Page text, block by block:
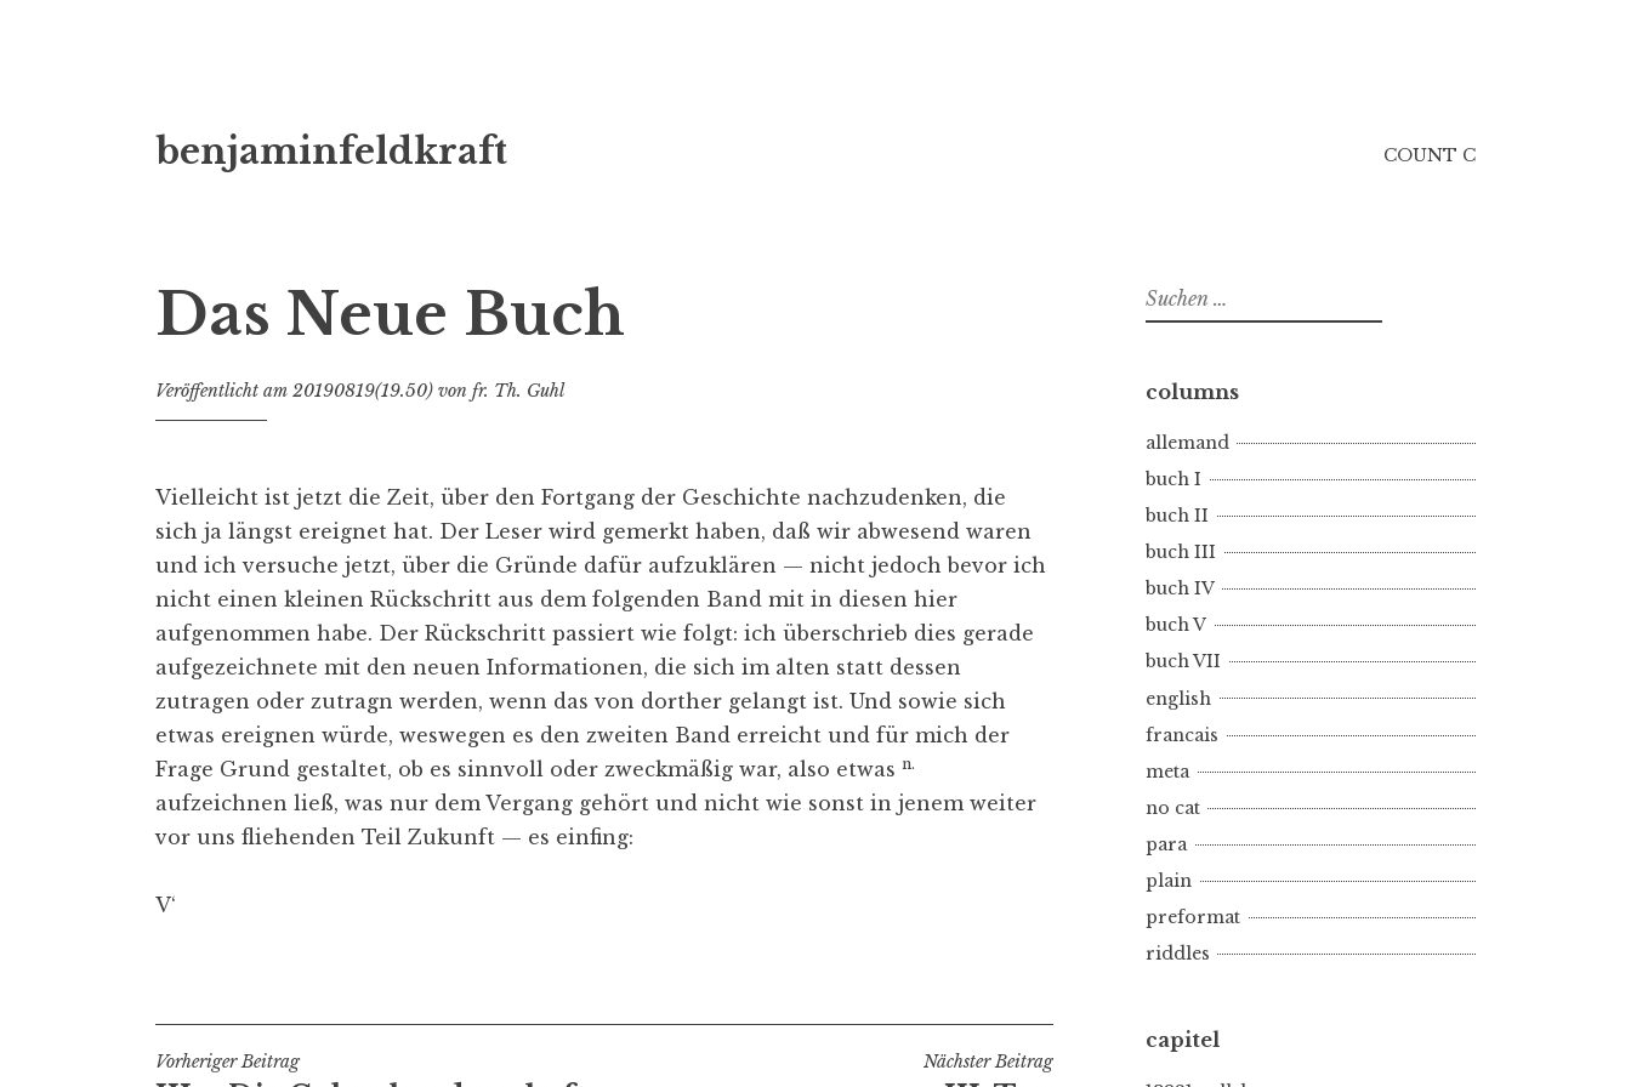
Inhalt
benjaminfeldkraft COUNT C
Das Neue Buch
Veröffentlicht am 20190819(19.50) von fr. Th. Guhl
Vielleicht ist jetzt die Zeit, über den Fortgang der Geschichte nachzudenken, die
sich ja längst ereignet hat. Der Leser wird gemerkt haben, daß wir abwesend waren
und ich versuche jetzt, über die Gründe dafür aufzuklären — nicht jedoch bevor ich
nicht einen kleinen Rückschritt aus dem folgenden Band mit in diesen hier
aufgenommen habe. Der Rückschritt passiert wie folgt: ich überschrieb dies gerade
aufgezeichnete mit den neuen Informationen, die sich im alten statt dessen
zutragen oder zutragn werden, wenn das von dorther gelangt ist. Und sowie sich
etwas ereignen würde, weswegen es den zweiten Band erreicht und für mich der
Frage Grund gestaltet, ob es sinnvoll oder zweckmäßig war, also etwas n.
aufzeichnen ließ, was nur dem Vergang gehört und nicht wie sonst in jenem weiter
vor uns fliehenden Teil Zukunft — es einfing:
V‘
Beitragsnavigation
Vorheriger Beitrag Nächster Beitrag
Suchen
nach:
columns
allemand
buch I
buch II
buch III
buch IV
buch V
buch VII
english
francais
meta
no cat
para
plain
preformat
riddles
capitel